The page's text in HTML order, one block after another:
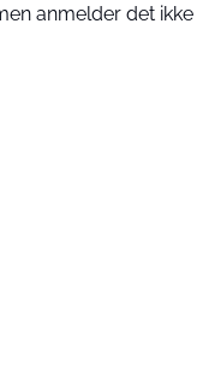
anmelder det ikke